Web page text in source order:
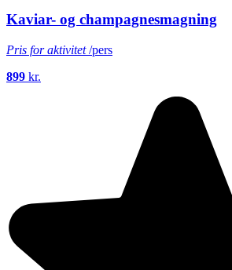
Kaviar- og champagnesmagning
Pris for aktivitet/pers
899 kr.